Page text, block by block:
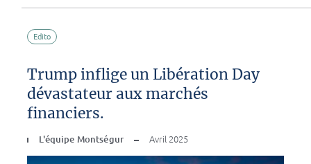
Edito
Trump inflige un Libération Day
dévastateur aux marchés
financiers.
L'équipe Montségur Avril 2025